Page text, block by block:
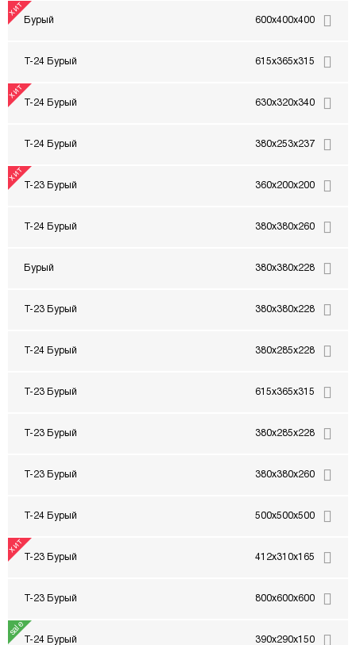
Бурый 600x400x400
Т-24 Бурый 615x365x315
Т-24 Бурый 630x320x340
Т-24 Бурый 380x253x237
Т-23 Бурый 360x200x200
Т-24 Бурый 380x380x260
Бурый 380x380x228
Т-23 Бурый 380x380x228
Т-24 Бурый 380x285x228
Т-23 Бурый 615x365x315
Т-23 Бурый 380x285x228
Т-23 Бурый 380x380x260
Т-24 Бурый 500x500x500
Т-23 Бурый 412x310x165
Т-23 Бурый 800x600x600
Т-24 Бурый 390x290x150